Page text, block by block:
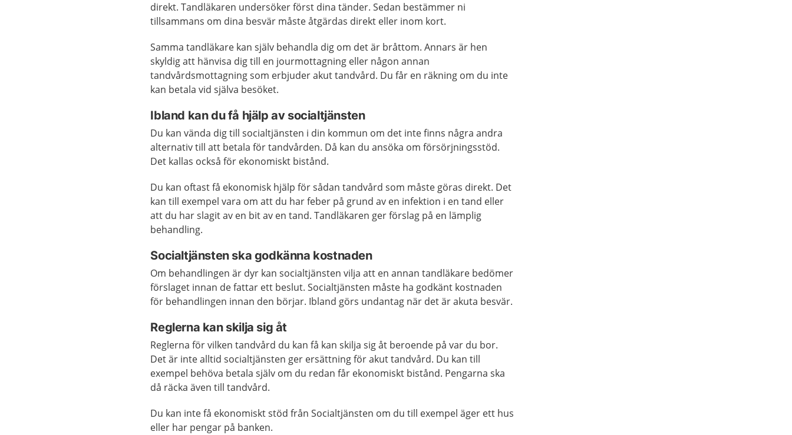
direkt. Tandläkaren undersöker först dina tänder. Sedan bestämmer ni
tillsammans om dina besvär måste åtgärdas direkt eller inom kort.
Samma tandläkare kan själv behandla dig om det är bråttom. Annars är hen
skyldig att hänvisa dig till en jourmottagning eller någon annan
tandvårdsmottagning som erbjuder akut tandvård. Du får en räkning om du inte
kan betala vid själva besöket.
Ibland kan du få hjälp av socialtjänsten
Du kan vända dig till socialtjänsten i din kommun om det inte finns några andra
alternativ till att betala för tandvården. Då kan du ansöka om försörjningsstöd.
Det kallas också för ekonomiskt bistånd.
Du kan oftast få ekonomisk hjälp för sådan tandvård som måste göras direkt. Det
kan till exempel vara om att du har feber på grund av en infektion i en tand eller
att du har slagit av en bit av en tand. Tandläkaren ger förslag på en lämplig
behandling.
Socialtjänsten ska godkänna kostnaden
Om behandlingen är dyr kan socialtjänsten vilja att en annan tandläkare bedömer
förslaget innan de fattar ett beslut. Socialtjänsten måste ha godkänt kostnaden
för behandlingen innan den börjar. Ibland görs undantag när det är akuta besvär.
Reglerna kan skilja sig åt
Reglerna för vilken tandvård du kan få kan skilja sig åt beroende på var du bor.
Det är inte alltid socialtjänsten ger ersättning för akut tandvård. Du kan till
exempel behöva betala själv om du redan får ekonomiskt bistånd. Pengarna ska
då räcka även till tandvård.
Du kan inte få ekonomiskt stöd från Socialtjänsten om du till exempel äger ett hus
eller har pengar på banken.